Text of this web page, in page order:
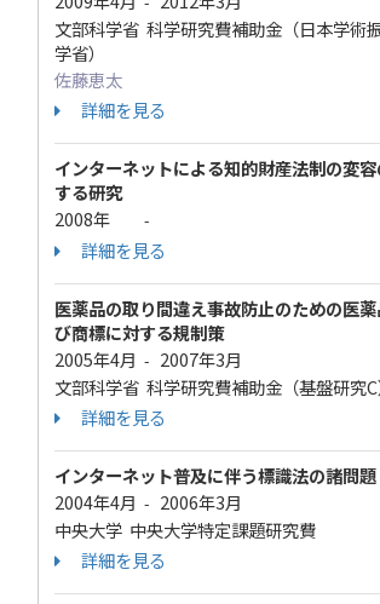
文部科学省 科学研究費補助金（日本学術
学省）
佐藤恵太
詳細を見る
インターネットによる知的財産法制の変
する研究
2008年
-
詳細を見る
医薬品の取り間違え事故防止のための医
び商標に対する規制策
2005年4月 - 2007年3月
文部科学省 科学研究費補助金（基盤研究C
詳細を見る
インターネット普及に伴う標識法の諸問題
2004年4月 - 2006年3月
中央大学 中央大学特定課題研究費
詳細を見る